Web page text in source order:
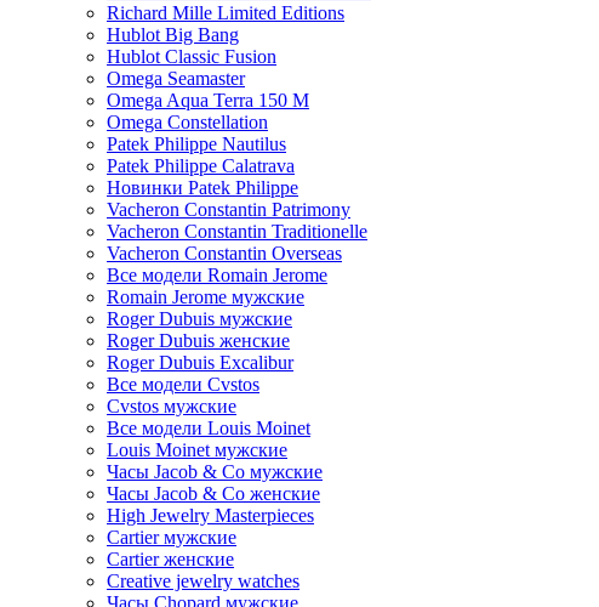
Richard Mille Limited Editions
Hublot Big Bang
Hublot Classic Fusion
Omega Seamaster
Omega Aqua Terra 150 M
Omega Constellation
Patek Philippe Nautilus
Patek Philippe Calatrava
Новинки Patek Philippe
Vacheron Constantin Patrimony
Vacheron Constantin Traditionelle
Vacheron Constantin Overseas
Все модели Romain Jerome
Romain Jerome мужские
Roger Dubuis мужские
Roger Dubuis женские
Roger Dubuis Excalibur
Все модели Cvstos
Cvstos мужские
Все модели Louis Moinet
Louis Moinet мужские
Часы Jacob & Co мужские
Часы Jacob & Co женские
High Jewelry Masterpieces
Cartier мужские
Cartier женские
Creative jewelry watches